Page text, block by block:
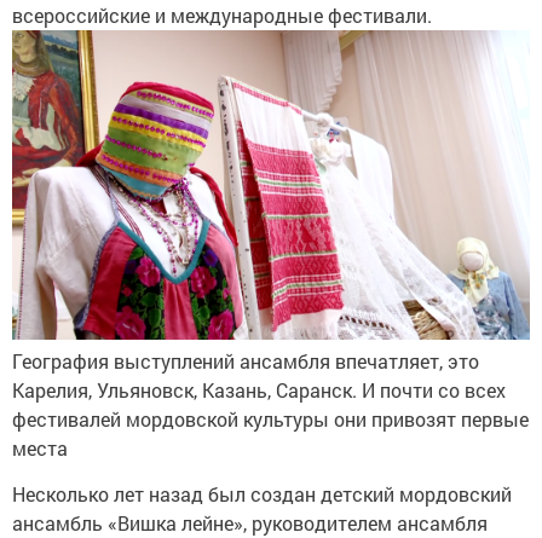
всероссийские и международные фестивали.
География выступлений ансамбля впечатляет, это
Карелия, Ульяновск, Казань, Саранск. И почти со всех
фестивалей мордовской культуры они привозят первые
места
Несколько лет назад был создан детский мордовский
ансамбль «Вишка лейне», руководителем ансамбля